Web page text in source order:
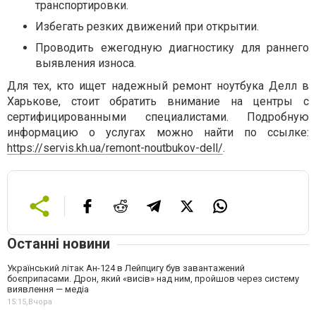
транспортировки.
Избегать резких движений при открытии.
Проводить ежегодную диагностику для раннего
выявления износа.
Для тех, кто ищет надежный ремонт ноутбука Делл в
Харькове, стоит обратить внимание на центры с
сертифицированными специалистами. Подробную
информацию о услугах можно найти по ссылке:
https://servis.kh.ua/remont-noutbukov-dell/.
Останні новини
Український літак Ан-124 в Лейпцигу був завантажений
боєприпасами. Дрон, який «висів» над ним, пройшов через систему
виявлення — медіа
15:15,Вчора